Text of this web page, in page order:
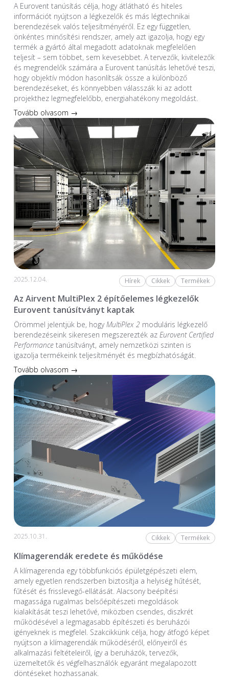
A Eurovent tanúsítás célja, hogy átlátható és hiteles
információt nyújtson a légkezelők és más légtechnikai
berendezések valós teljesítményéről. Ez egy független,
önkéntes minősítési rendszer, amely azt igazolja, hogy egy
termék a gyártó által megadott adatoknak megfelelően
teljesít – sem többet, sem kevesebbet. A tervezők, kivitelezők
és megrendelők számára a Eurovent tanúsítás lehetővé teszi,
hogy objektív módon hasonlítsák össze a különböző
berendezéseket, és könnyebben válasszák ki az adott
projekthez legmegfelelőbb, energiahatékony megoldást.
Tovább olvasom →
2025.12.04. Hírek Cikkek Termékek
Az Airvent MultiPlex 2 építőelemes légkezelők
Eurovent tanúsítványt kaptak
Örömmel jelentjük be, hogyMultiPlex 2moduláris légkezelő
berendezéseink sikeresen megszerezték az Eurovent Certified
Performancetanúsítványt, amely nemzetközi szinten is
igazolja termékeink teljesítményét és megbízhatóságát.
Tovább olvasom →
2025.10.31. Cikkek Termékek
Klímagerendák eredete és működése
A klímagerenda egy többfunkciós épületgépészeti elem,
amely egyetlen rendszerben biztosítja a helyiség hűtését,
fűtését és frisslevegő-ellátását. Alacsony beépítési
magassága rugalmas belsőépítészeti megoldások
kialakítását teszi lehetővé, miközben csendes, diszkrét
működésével a legmagasabb építészeti és beruházói
igényeknek is megfelel. Szakcikkünk célja, hogy átfogó képet
nyújtson a klímagerendák működéséről, előnyeiről és
alkalmazási feltételeiről, így a beruházók, tervezők,
üzemeltetők és végfelhasználók egyaránt megalapozott
döntéseket hozhassanak.